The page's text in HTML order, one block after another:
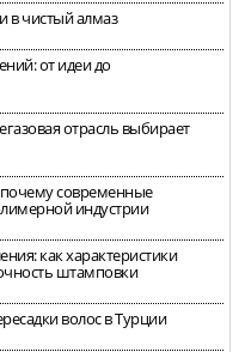
в чистый алмаз
от идеи до
отрасль выбирает
современные
индустрии
как характеристики
штамповки
волос в Турции